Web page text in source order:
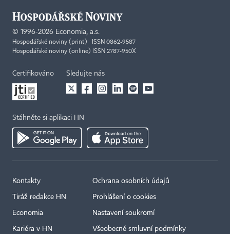
© 1996-2026 Economia, a.s.
Hospodářské noviny (print) ISSN 0862-9587
Hospodářské noviny (online) ISSN 2787-950X
Certifikováno Sledujte nás
Stáhněte si aplikaci HN
Kontakty
Tiráž redakce HN
Economia
Kariéra v HN
Ochrana osobních údajů
Prohlášení o cookies
Nastavení soukromí
Všeobecné smluvní podmínky